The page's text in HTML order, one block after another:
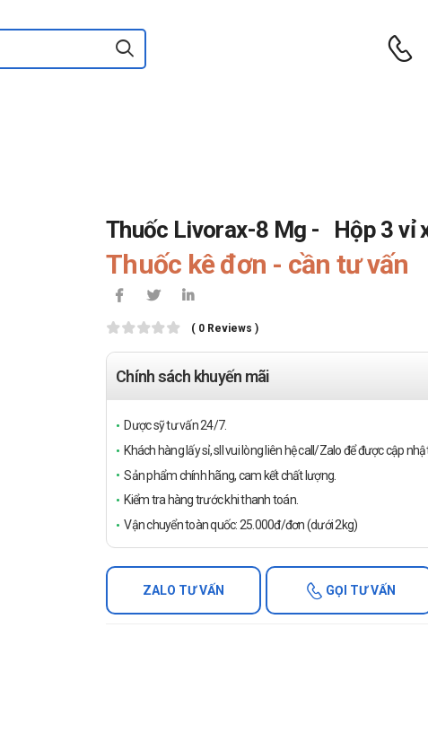
Thuốc Livorax-8 Mg - Hộp 3 vỉ
Thuốc kê đơn - cần tư vấn
( 0 Reviews )
Chính sách khuyến mãi
Dược sỹ tư vấn 24/7.
Khách hàng lấy sỉ, sll vui lòng liên hệ call/Zalo để được cập
Sản phẩm chính hãng, cam kết chất lượng.
Kiểm tra hàng trước khi thanh toán.
Vận chuyển toàn quốc: 25.000đ/đơn (dưới 2kg)
ZALO TƯ VẤN GỌI TƯ VẤN